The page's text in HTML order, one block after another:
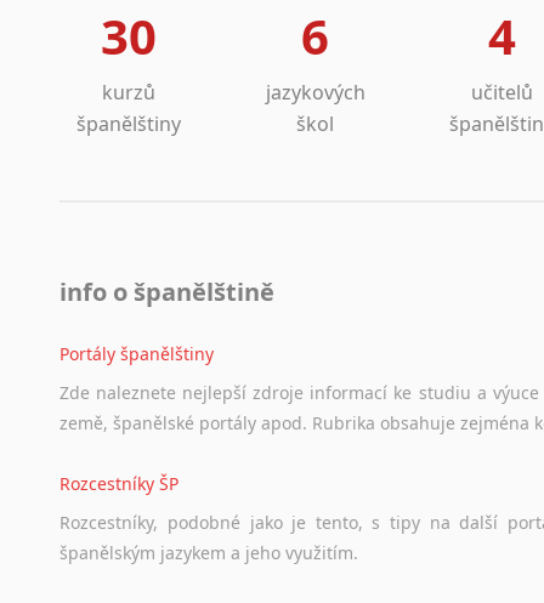
30
kurzů
španělštiny
6
jazykových
škol
4
učitelů
info o španělštině
Portály španělštiny
Zde naleznete nejlepší zdroje informací ke studiu a výuce
země, španělské portály apod. Rubrika obsahuje zejména
Rozcestníky ŠP
Rozcestníky, podobné jako je tento, s tipy na další
španělským jazykem a jeho využitím.